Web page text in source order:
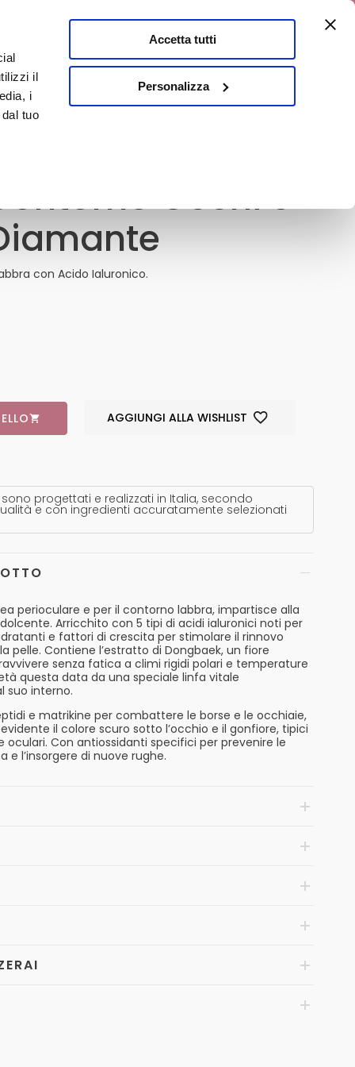
il
i
tuo
Accetta tutti
Personalizza
Occhi e
con Acido Ialuronico.
AGGIUNGI ALLA WISHLIST
progettati e realizzati in Italia, secondo
e con ingredienti accuratamente selezionati
perioculare e per il contorno labbra, impartisce alla
Arricchito con 5 tipi di acidi ialuronici noti per
e fattori di crescita per stimolare il rinnovo
pelle. Contiene l’estratto di Dongbaek, un fiore
senza fatica a climi rigidi polari e temperature
questa data da una speciale linfa vitale
suo interno.
e matrikine per combattere le borse e le occhiaie,
il colore scuro sotto l’occhio e il gonfiore, tipici
oculari. Con antiossidanti specifici per prevenire le
l’insorgere di nuove rughe.